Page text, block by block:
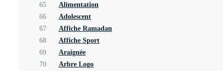
65
Alimentation
66
Adolescent
67
Affiche Ramadan
68
Affiche Sport
69
Araignée
70
Arbre Logo